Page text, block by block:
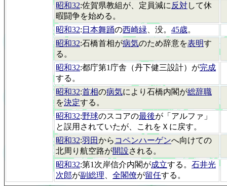
昭和32:佐賀県教組が、定員減に 反対して休
暇闘争を始める。
昭和32: 日本舞踊の西崎緑 、没。 45歳。
昭和32:石橋首相が病気のため辞意を表明す
る。
昭和32:都庁第1庁舎（丹下健三設計）が完成
する。
昭和32:首相の病気により石橋内閣が総辞職
を決定する。
昭和32:野球のスコアの最後が「アルファ」
と誤用されていたが、これをＸに戻す。
昭和32:羽田から コペンハーゲンへ向けての
北周り航空路が開設される。
昭和32:第1次岸信介内閣が成立する。 石井光
次郎が副総理 全閣僚が留任する。